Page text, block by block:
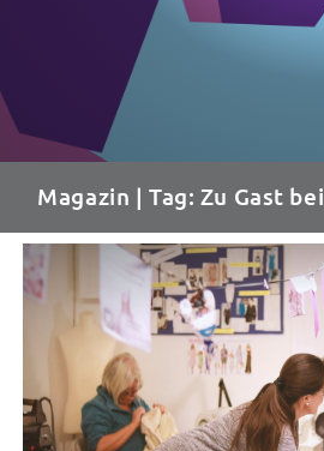
Magazin | Tag: Zu Gast bei